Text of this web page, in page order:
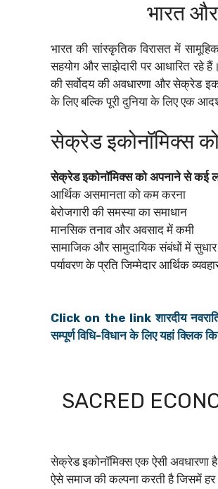
भारत
भारत की सांस्कृतिक विरासत में
सहयोग और साझेदारी पर आधारित रहे
की सर्वोदय की अवधारणा और सेक्रेड
के लिए बल्कि पूरी दुनिया के लिए एक
सेक्रेड इकोनॉमिक्स
सेक्रेड इकोनॉमिक्स को अपनाने से कई
आर्थिक असमानता को कम करना
बेरोजगारी की समस्या का समाधान
मानसिक तनाव और अवसाद में कमी
सामाजिक और सामुदायिक संबंधों में सुधार
पर्यावरण के प्रति जिम्मेदार आर्थिक
Click on the link शारदीय नवरात्रि
सम्पूर्ण विधि-विधान के लिए यहां क्लिक
SACRED
सेक्रेड इकोनॉमिक्स एक ऐसी अवधारणा
ऐसे समाज की कल्पना करती है जिसमें हर